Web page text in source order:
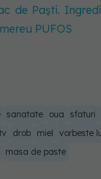
de Paști.
PUFOS
sanatate oua sfaturi
drob miel
vorbeste
masa de paste